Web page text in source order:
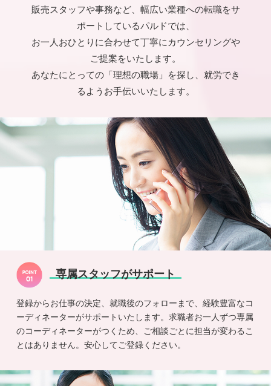
販売スタッフや事務など、幅広い業種への転職をサ
ポートしているパルドでは、
お一人おひとりに合わせて丁寧にカウンセリングや
ご提案をいたします。
あなたにとっての「理想の職場」を探し、就労でき
るようお手伝いいたします。
専属スタッフがサポート
登録からお仕事の決定、就職後のフォローまで、経験豊富なコ
ーディネーターがサポートいたします。求職者お一人ずつ専属
のコーディネーターがつくため、ご相談ごとに担当が変わるこ
とはありません。安心してご登録ください。